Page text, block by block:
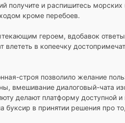
получите и распишитесь
кроме перебоев.
героем, вдобавок
влететь в копеечку
строя позволило желание
вмешивание диалоговый-чата
делают платформу доступной
буксир в принятии решения про